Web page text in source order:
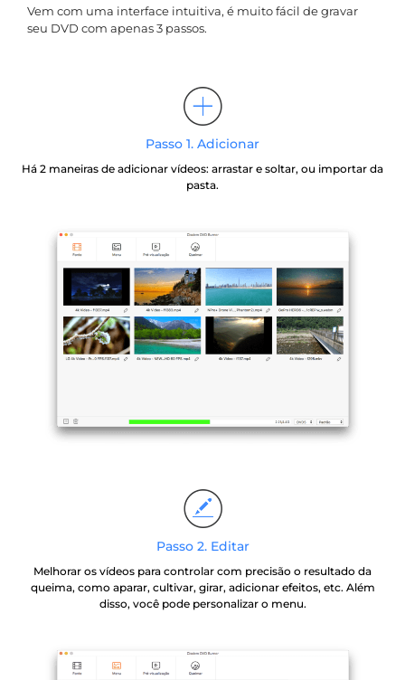
Vem com uma interface intuitiva, é muito fácil de gravar
seu DVD com apenas 3 passos.
Passo 1. Adicionar
Há 2 maneiras de adicionar vídeos: arrastar e soltar, ou importar da
pasta.
Passo 2. Editar
Melhorar os vídeos para controlar com precisão o resultado da
queima, como aparar, cultivar, girar, adicionar efeitos, etc. Além
disso, você pode personalizar o menu.